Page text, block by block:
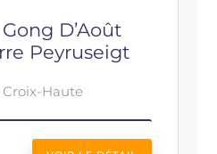
D’Août
Peyruseigt
Croix-Haute